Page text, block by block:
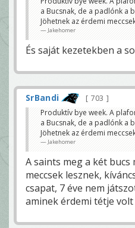
a Bucsnak, de a padlónk a
Jöhetnek az érdemi
Jakehomer
És saját kezetekben a
SrBandi
703
Produktív bye week. A
a Bucsnak, de a padlónk a
Jöhetnek az érdemi
Jakehomer
A saints meg a két bucs
meccsek lesznek,
csapat, 7 éve nem
aminek érdemi tétje volt